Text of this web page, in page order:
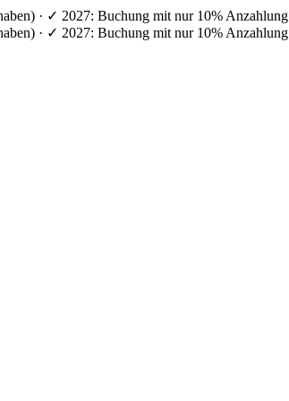
· ✓ 2027: Buchung mit nur 10% Anzahlung
· ✓ 2027: Buchung mit nur 10% Anzahlung